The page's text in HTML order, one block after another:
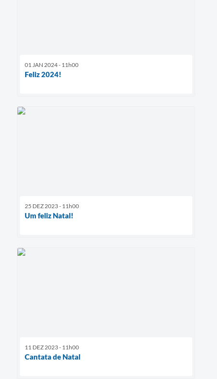
01 JAN 2024 - 11h00
Feliz 2024!
25 DEZ 2023 - 11h00
Um feliz Natal!
11 DEZ 2023 - 11h00
Cantata de Natal